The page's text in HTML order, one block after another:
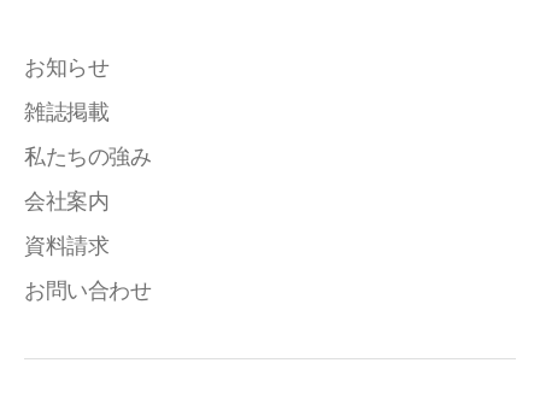
お知らせ
雑誌掲載
私たちの強み
会社案内
資料請求
お問い合わせ